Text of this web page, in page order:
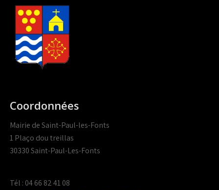
Coordonnées
Mairie de Saint-Paul-les-Fonts
1 Plaço dou treillas
30330 Saint-Paul-Les-Fonts
Tél : 04 66 82 41 08